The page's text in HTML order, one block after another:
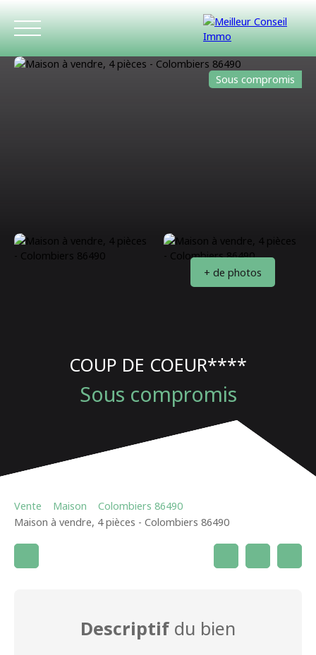
Sous compromis
+ de photos
COUP DE COEUR****
Sous compromis
Vente Maison
Colombiers 86490
Maison à vendre, 4 pièces - Colombiers 86490
Descriptif du bien